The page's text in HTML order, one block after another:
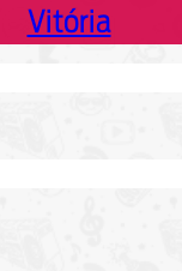
Vitória